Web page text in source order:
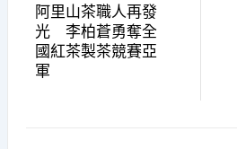
阿里山茶職人再發
光 李柏蒼勇奪全
國紅茶製茶競賽亞
軍